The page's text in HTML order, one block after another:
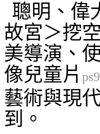
聰明、偉
故宮＞挖
美導演、
像兒童片 ps9
藝術與現
到。